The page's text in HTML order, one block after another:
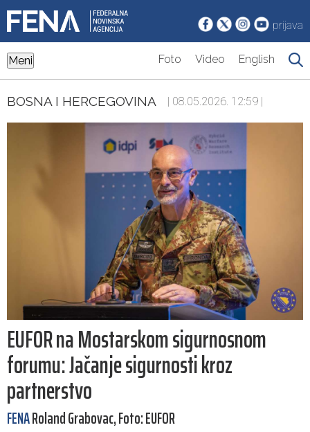
prijava
Meni Foto Video English
BOSNA I HERCEGOVINA | 08.05.2026. 12:59 |
EUFOR na Mostarskom sigurnosnom
forumu: Jačanje sigurnosti kroz
partnerstvo
FENARoland Grabovac, Foto: EUFOR